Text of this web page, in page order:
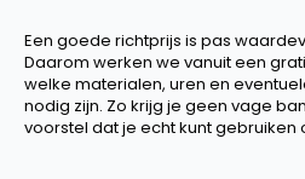
Een goede richtprijs is pas
Daarom werken we vanuit een
welke materialen, uren en
nodig zijn. Zo krijg je geen vage
voorstel dat je echt kunt gebruiken